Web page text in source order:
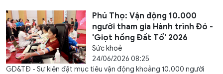
Phú Thọ: Vận động 10.000
người tham gia Hành trình Đỏ -
'Giọt hồng Đất Tổ' 2026
Sức khoẻ
24/06/2026 08:25
GD&TĐ - Sự kiện đặt mục tiêu vận động khoảng 10.000 người